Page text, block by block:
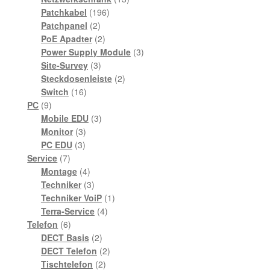
Patchkabel 196196
Patchpanel 22
Produkte
PoE Apadter 22
Produkte
Power Supply Module 33
Site-Survey 33
Produkte
Steckdosenleiste 22
Switch 1616
PC 99
Produkte
Mobile EDU 33
Monitor 33
Produkte
PC EDU 33
Service 77
Produkte
Montage 44
Produkte
Techniker 33
Produkte
Techniker VoiP 11
Terra-Service 44
Telefon 66
Produkte
DECT Basis 22
Produkte
DECT Telefon 22
Tischtelefon 22